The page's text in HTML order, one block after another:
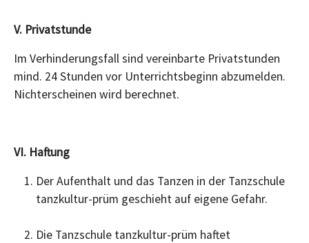
V. Privatstunde
Im Verhinderungsfall sind vereinbarte Privatstunden
mind. 24 Stunden vor Unterrichtsbeginn abzumelden.
Nichterscheinen wird berechnet.
VI. Haftung
Der Aufenthalt und das Tanzen in der Tanzschule
tanzkultur-prüm geschieht auf eigene Gefahr.
Die Tanzschule tanzkultur-prüm haftet